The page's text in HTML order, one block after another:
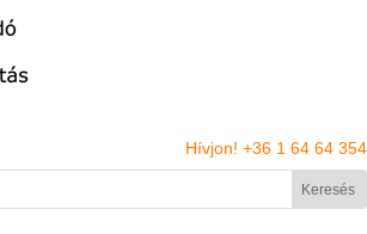
Hívjon! +36 1 64 64 354